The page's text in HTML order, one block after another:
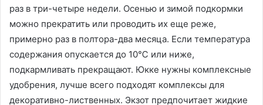
раз в три-четыре недели. Осенью и зимой подкормки
можно прекратить или проводить их еще реже,
примерно раз в полтора-два месяца. Если температура
содержания опускается до 10℃ или ниже,
подкармливать прекращают. Юкке нужны комплексные
удобрения, лучше всего подходят комплексы для
декоративно-лиственных. Экзот предпочитает жидкие